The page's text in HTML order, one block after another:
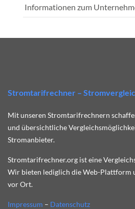
Informationen zum
Stromtarifrechner –
Mit unseren Stromtarifrechnern
und übersichtliche
Stromanbieter.
Stromtarifrechner.org ist eine
Wir bieten lediglich die Web-Plattform
vor Ort.
Impressum – Datenschutz